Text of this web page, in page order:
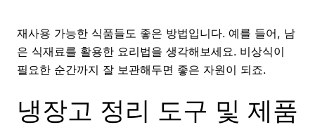
재사용 가능한 식품들도 좋은 방법입니다. 예를 들어, 남
은 식재료를 활용한 요리법을 생각해보세요. 비상식이
필요한 순간까지 잘 보관해두면 좋은 자원이 되죠.
냉장고 정리 도구 및 제품